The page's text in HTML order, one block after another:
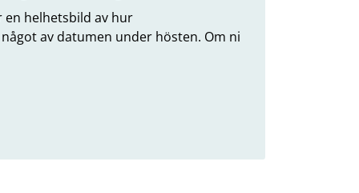
en helhetsbild av hur
av datumen under hösten. Om ni